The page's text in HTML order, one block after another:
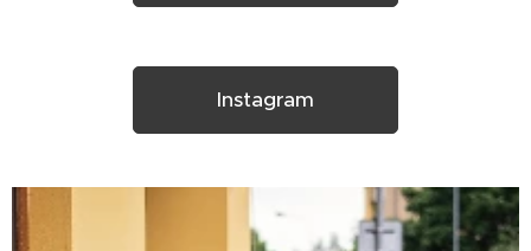
Instagram